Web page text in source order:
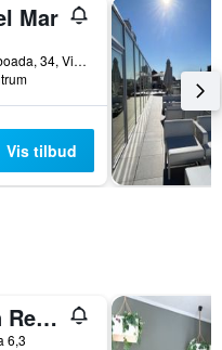
Mar
Calle Luis Taboada, 34, Vigo, Galicia, Spania
Vis tilbud
Pensión Residencia Buenos Aires
6,3